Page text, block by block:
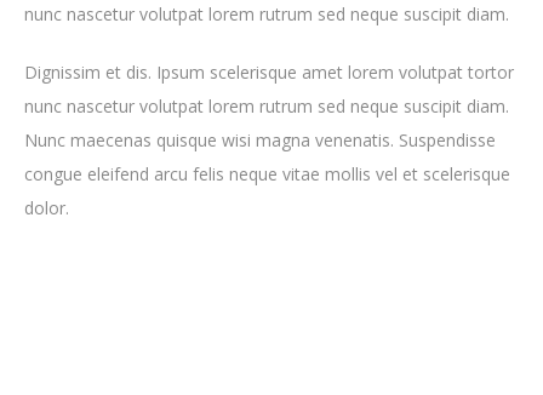
nunc nascetur volutpat lorem rutrum sed neque suscipit diam.
Dignissim et dis. Ipsum scelerisque amet lorem volutpat tortor
nunc nascetur volutpat lorem rutrum sed neque suscipit diam.
Nunc maecenas quisque wisi magna venenatis. Suspendisse
congue eleifend arcu felis neque vitae mollis vel et scelerisque
dolor.